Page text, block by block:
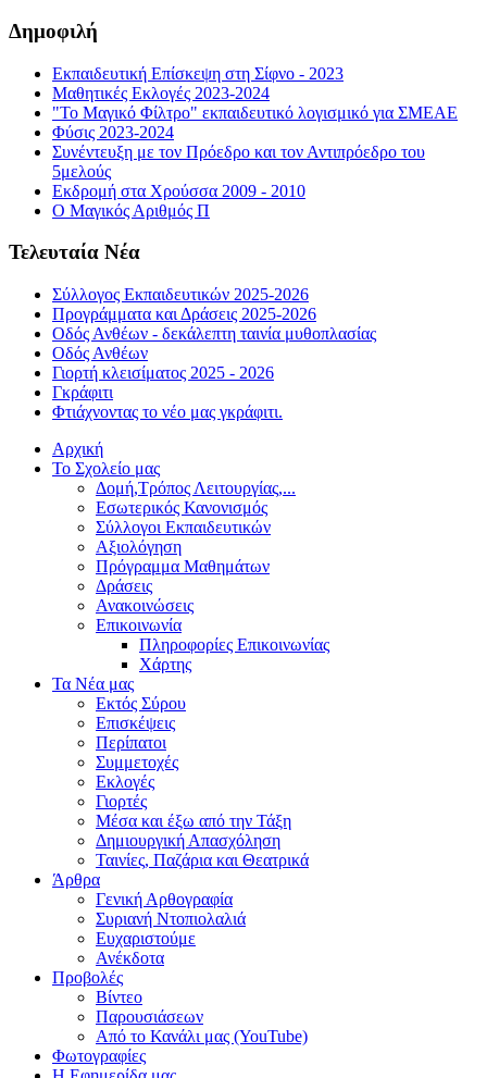
Δημοφιλή
Εκπαιδευτική Επίσκεψη στη Σίφνο - 2023
Μαθητικές Εκλογές 2023-2024
"Το Μαγικό Φίλτρο" εκπαιδευτικό λογισμικό για ΣΜΕΑΕ
Φύσις 2023-2024
Συνέντευξη με τον Πρόεδρο και τον Αντιπρόεδρο του
5μελούς
Εκδρομή στα Χρούσσα 2009 - 2010
Ο Μαγικός Αριθμός Π
Τελευταία Νέα
Σύλλογος Εκπαιδευτικών 2025-2026
Προγράμματα και Δράσεις 2025-2026
Οδός Ανθέων - δεκάλεπτη ταινία μυθοπλασίας
Οδός Ανθέων
Γιορτή κλεισίματος 2025 - 2026
Γκράφιτι
Φτιάχνοντας το νέο μας γκράφιτι.
Αρχική
Το Σχολείο μας
Δομή,Τρόπος Λειτουργίας,...
Εσωτερικός Κανονισμός
Σύλλογοι Εκπαιδευτικών
Αξιολόγηση
Πρόγραμμα Μαθημάτων
Δράσεις
Ανακοινώσεις
Επικοινωνία
Πληροφορίες Επικοινωνίας
Χάρτης
Τα Νέα μας
Εκτός Σύρου
Επισκέψεις
Περίπατοι
Συμμετοχές
Εκλογές
Γιορτές
Μέσα και έξω από την Τάξη
Δημιουργική Απασχόληση
Ταινίες, Παζάρια και Θεατρικά
Άρθρα
Γενική Αρθογραφία
Συριανή Ντοπιολαλιά
Ευχαριστούμε
Ανέκδοτα
Προβολές
Βίντεο
Παρουσιάσεων
Από το Κανάλι μας (YouTube)
Φωτογραφίες